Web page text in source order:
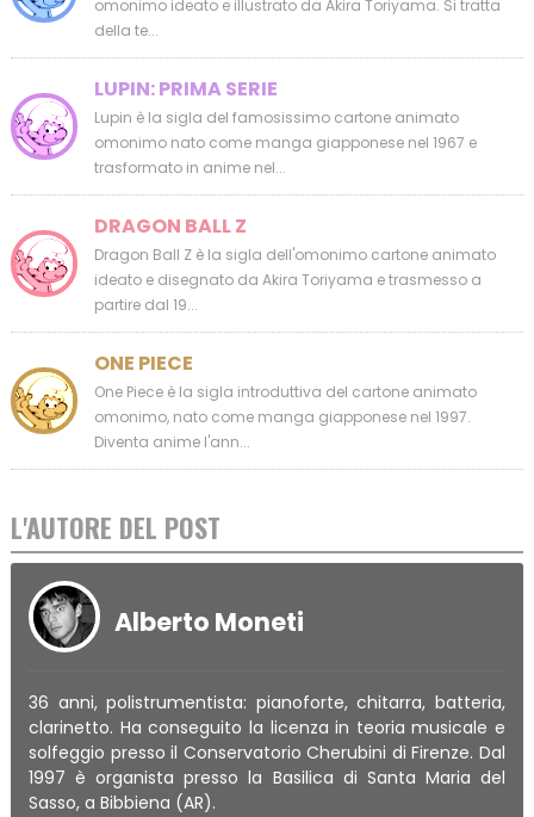
omonimo ideato e illustrato da Akira Toriyama. Si tratta
della te...
LUPIN: PRIMA SERIE
Lupin è la sigla del famosissimo cartone animato
omonimo nato come manga giapponese nel 1967 e
trasformato in anime nel...
DRAGON BALL Z
Dragon Ball Z è la sigla dell'omonimo cartone animato
ideato e disegnato da Akira Toriyama e trasmesso a
partire dal 19...
ONE PIECE
One Piece è la sigla introduttiva del cartone animato
omonimo, nato come manga giapponese nel 1997.
Diventa anime l'ann...
L'AUTORE DEL POST
Alberto Moneti
36 anni, polistrumentista: pianoforte, chitarra, batteria,
clarinetto. Ha conseguito la licenza in teoria musicale e
solfeggio presso il Conservatorio Cherubini di Firenze. Dal
1997 è organista presso la Basilica di Santa Maria del
Sasso, a Bibbiena (AR).